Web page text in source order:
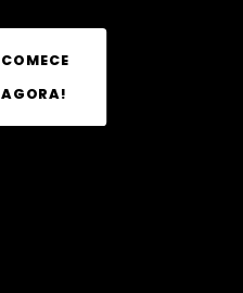
COMECE
AGORA!